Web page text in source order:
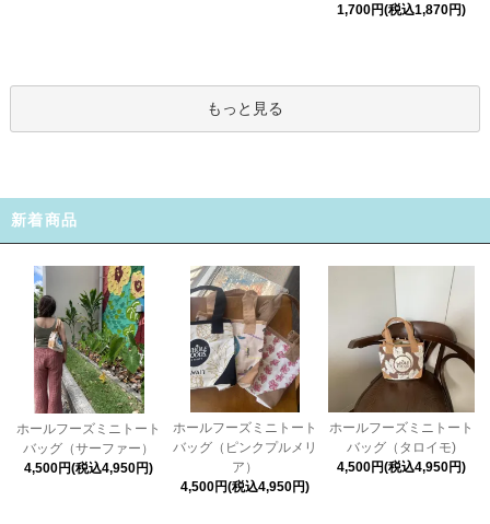
1,700円(税込1,870円)
もっと見る
新着商品
ホールフーズミニトート
バッグ（サーファー）
4,500円(税込4,950円)
ホールフーズミニトート
バッグ（ピンクプルメリ
ア）
4,500円(税込4,950円)
ホールフーズミニトート
バッグ（タロイモ)
4,500円(税込4,950円)